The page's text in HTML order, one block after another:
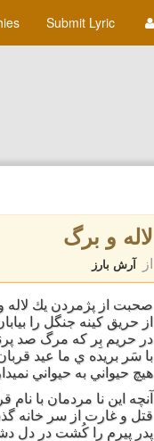
Submit Lyric
لاله و برگ
از آرش بارز
صحبت از پژمردن يك
از حريق كينه جنگل را
در حريم بِر كه مرگ صد
با سَر بريده ي ما عيد
هيچ حيواني به حيواني
آنچه اين نا مردمان با نام
قتل و غارت از سر خانه
پدر پيرم را كُشت در دل